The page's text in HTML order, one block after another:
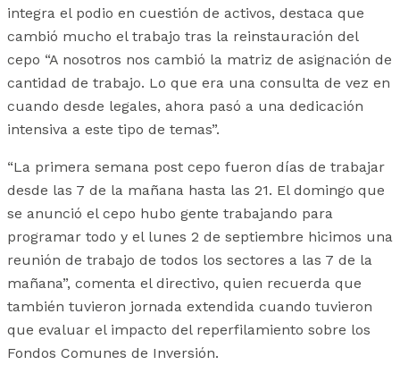
integra el podio en cuestión de activos, destaca que
cambió mucho el trabajo tras la reinstauración del
cepo “A nosotros nos cambió la matriz de asignación de
cantidad de trabajo. Lo que era una consulta de vez en
cuando desde legales, ahora pasó a una dedicación
intensiva a este tipo de temas”.
“La primera semana post cepo fueron días de trabajar
desde las 7 de la mañana hasta las 21. El domingo que
se anunció el cepo hubo gente trabajando para
programar todo y el lunes 2 de septiembre hicimos una
reunión de trabajo de todos los sectores a las 7 de la
mañana”, comenta el directivo, quien recuerda que
también tuvieron jornada extendida cuando tuvieron
que evaluar el impacto del reperfilamiento sobre los
Fondos Comunes de Inversión.